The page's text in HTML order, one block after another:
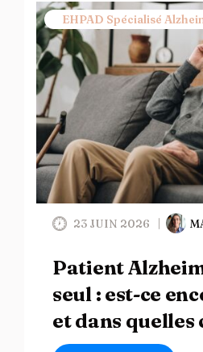
EHPAD Spécialisé
23 JUIN 2026
Patient
seul : est-ce
et dans quelles